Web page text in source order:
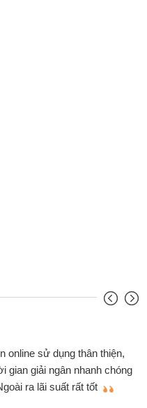
gấp nên định cầm cố chiếc xe
có gói vay tiền bằng CMND
nên rất tiện lợi, sẽ giới thiệu